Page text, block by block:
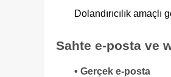
Dolandırıcılık amaçlı
Sahte e-posta ve
• Gerçek e-posta